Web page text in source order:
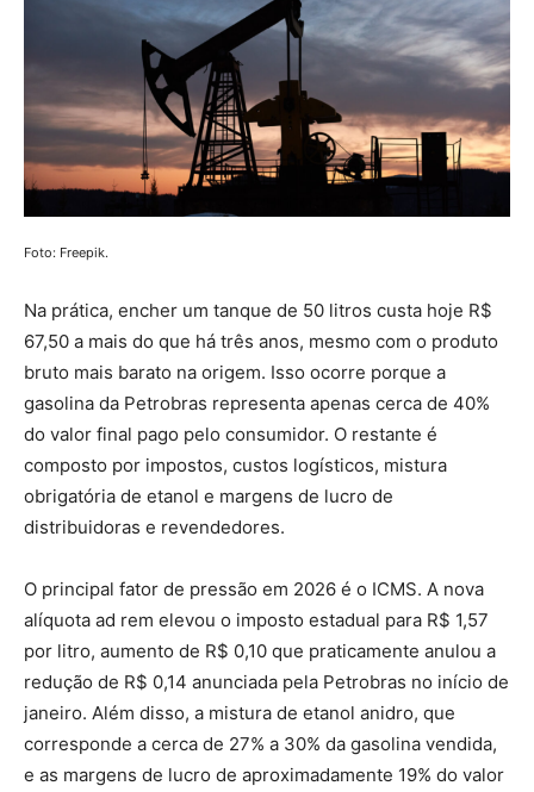
Foto: Freepik.
Na prática, encher um tanque de 50 litros custa hoje R$
67,50 a mais do que há três anos, mesmo com o produto
bruto mais barato na origem. Isso ocorre porque a
gasolina da Petrobras representa apenas cerca de 40%
do valor final pago pelo consumidor. O restante é
composto por impostos, custos logísticos, mistura
obrigatória de etanol e margens de lucro de
distribuidoras e revendedores.
O principal fator de pressão em 2026 é o ICMS. A nova
alíquota ad rem elevou o imposto estadual para R$ 1,57
por litro, aumento de R$ 0,10 que praticamente anulou a
redução de R$ 0,14 anunciada pela Petrobras no início de
janeiro. Além disso, a mistura de etanol anidro, que
corresponde a cerca de 27% a 30% da gasolina vendida,
e as margens de lucro de aproximadamente 19% do valor